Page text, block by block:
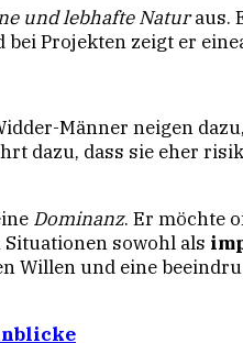
und lebhafte Naturaus.
Projekten zeigt er eine
Männer neigen
dazu, dass sie eher
Dominanz. Er möchte
sowohl als
Willen und eine